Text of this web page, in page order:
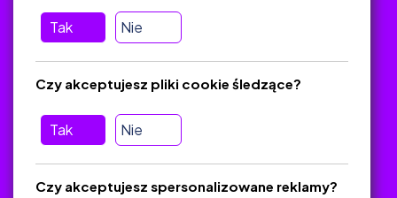
Baza materiałów dydaktycznych
Jak zostać autorem
FAQ
Tak Nie
Tak Nie
Czy akceptujesz pliki cookie śledzące?
Czy akceptujesz spersonalizowane reklamy?